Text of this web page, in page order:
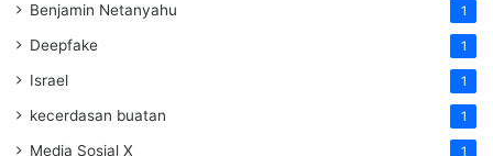
Benjamin Netanyahu 1
Deepfake 1
Israel 1
kecerdasan buatan 1
Media Sosial X 1